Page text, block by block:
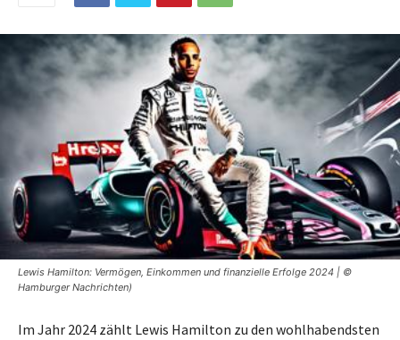
Lewis Hamilton: Vermögen, Einkommen und finanzielle Erfolge 2024 | ©
Hamburger Nachrichten)
Im Jahr 2024 zählt Lewis Hamilton zu den wohlhabendsten